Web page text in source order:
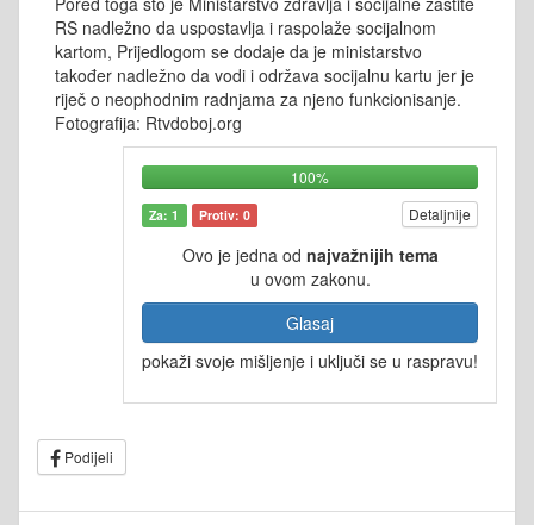
RS nadležno da uspostavlja i raspolaže socijalnom
kartom, Prijedlogom se dodaje da je ministarstvo
također nadležno da vodi i održava socijalnu kartu jer je
riječ o neophodnim radnjama za njeno funkcionisanje.
Fotografija: Rtvdoboj.org
100%
Za: 1 Protiv: 0 Detaljnije
Ovo je jedna od najvažnijih tema
u ovom zakonu.
Glasaj
pokaži svoje mišljenje i uključi se u raspravu!
Podijeli